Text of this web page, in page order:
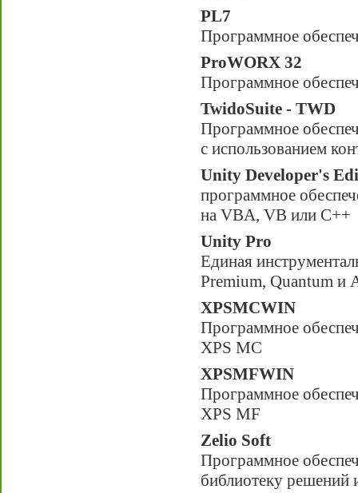
PL7
Программное
ProWORX 32
Программное
TwidoSuite - TWD
Программное
с использованием
Unity Developer's
программное
на VBA, VB или C++
Unity Pro
Единая
Premium, Quantum и
XPSMCWIN
Программное
XPS MC
XPSMFWIN
Программное
XPS MF
Zelio Soft
Программное
библиотеку решений